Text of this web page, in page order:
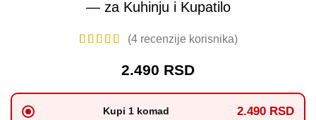
— za Kuhinju i Kupatilo
(4recenzije korisnika)
2.490 RSD
Kupi 1 komad 2.490 RSD